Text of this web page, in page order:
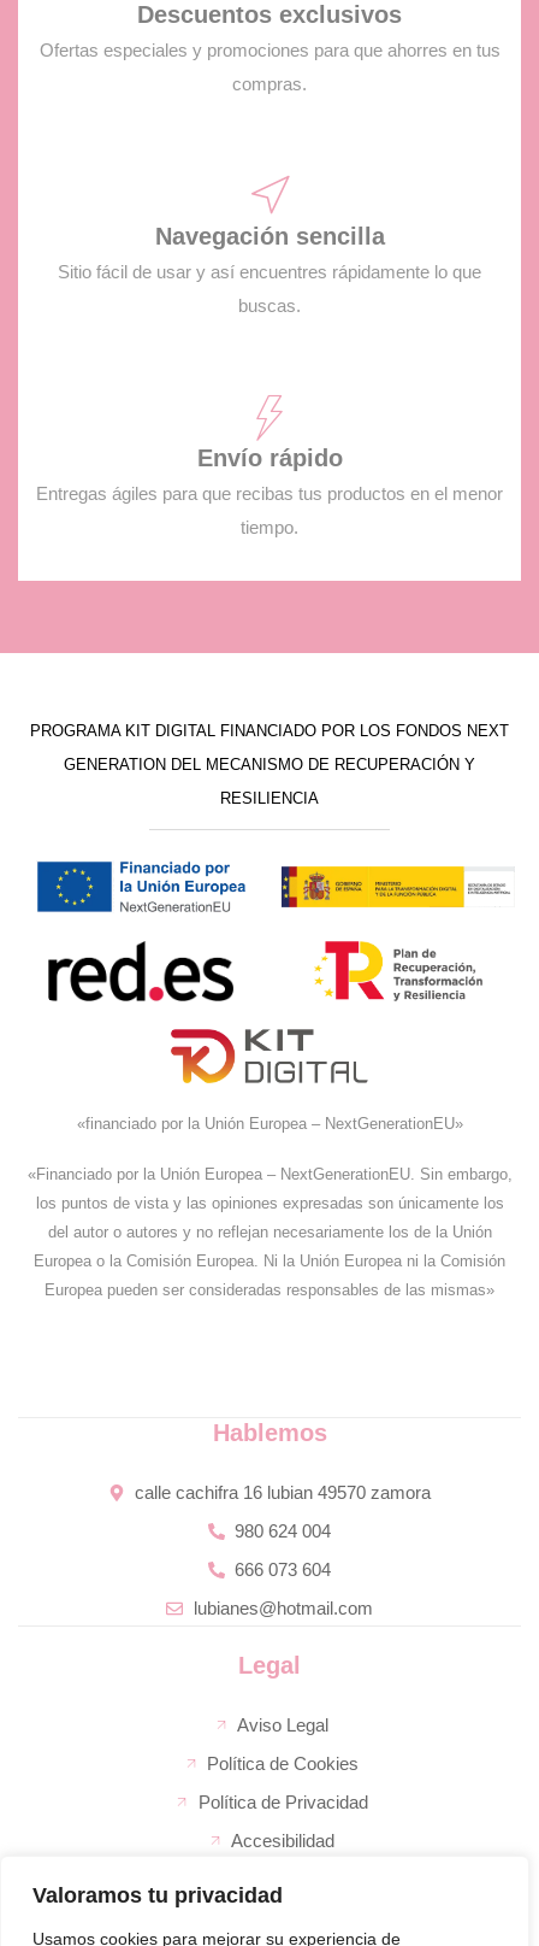
Valoramos tu privacidad
Usamos cookies para mejorar su experiencia de
Descuentos exclusivos
Ofertas especiales y promociones para que ahorres en tus
compras.
Navegación sencilla
Sitio fácil de usar y así encuentres rápidamente lo que
buscas.
Envío rápido
Entregas ágiles para que recibas tus productos en el menor
tiempo.
PROGRAMA KIT DIGITAL FINANCIADO POR LOS FONDOS NEXT
GENERATION DEL MECANISMO DE RECUPERACIÓN Y
RESILIENCIA
«financiado por la Unión Europea – NextGenerationEU»
«Financiado por la Unión Europea – NextGenerationEU. Sin embargo,
los puntos de vista y las opiniones expresadas son únicamente los
del autor o autores y no reflejan necesariamente los de la Unión
Europea o la Comisión Europea. Ni la Unión Europea ni la Comisión
Europea pueden ser consideradas responsables de las mismas»
La empresa
Legal
Aviso Legal
Política de Cookies
Política de Privacidad
Accesibilidad
Hablemos
calle cachifra 16 lubian 49570 zamora
980 624 004
666 073 604
lubianes@hotmail.com